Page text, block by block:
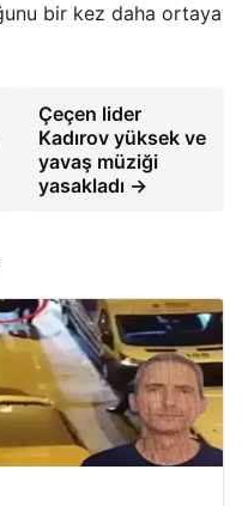
bir kez daha ortaya
Çeçen lider
Kadırov yüksek ve
yavaş müziği
yasakladı →